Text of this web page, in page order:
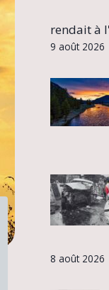
rendait à
9 août 2026
8 août 2026